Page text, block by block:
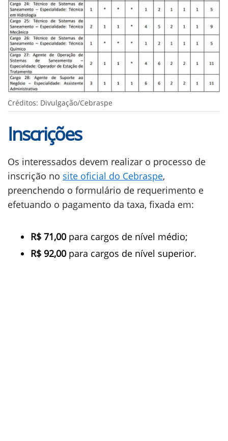
Créditos: Divulgação/Cebraspe
Inscrições
Os interessados devem realizar o processo de
inscrição no site oficial do Cebraspe,
preenchendo o formulário de requerimento e
efetuando o pagamento da taxa, fixada em:
R$ 71,00para cargos de nível médio;
R$ 92,00para cargos de nível superior.